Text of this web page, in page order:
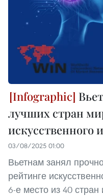
лучших стран
искусственного
03/08/2025 01:00
Вьетнам занял
рейтинге
6-е место из 40